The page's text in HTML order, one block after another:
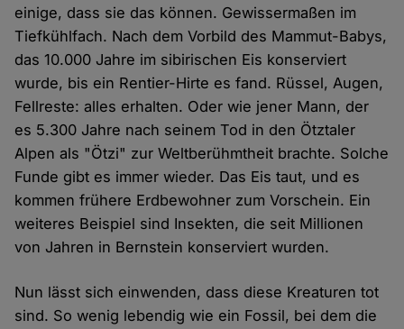
einige, dass sie das können. Gewissermaßen im
Tiefkühlfach. Nach dem Vorbild des Mammut-Babys,
das 10.000 Jahre im sibirischen Eis konserviert
wurde, bis ein Rentier-Hirte es fand. Rüssel, Augen,
Fellreste: alles erhalten. Oder wie jener Mann, der
es 5.300 Jahre nach seinem Tod in den Ötztaler
Alpen als "Ötzi" zur Weltberühmtheit brachte. Solche
Funde gibt es immer wieder. Das Eis taut, und es
kommen frühere Erdbewohner zum Vorschein. Ein
weiteres Beispiel sind Insekten, die seit Millionen
von Jahren in Bernstein konserviert wurden.
Nun lässt sich einwenden, dass diese Kreaturen tot
sind. So wenig lebendig wie ein Fossil, bei dem die